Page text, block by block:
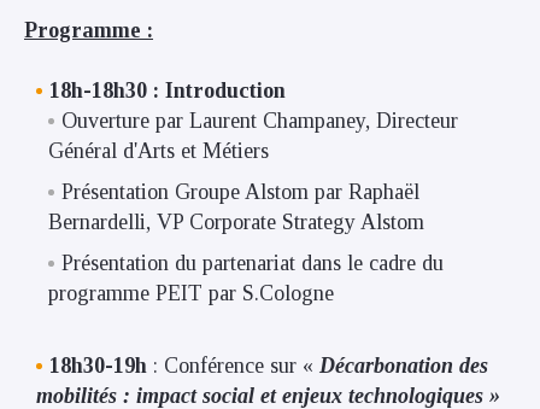
Programme :
18h-18h30 : Introduction
Ouverture par Laurent Champaney, Directeur
Général d'Arts et Métiers
Présentation Groupe Alstom par Raphaël
Bernardelli, VP Corporate Strategy Alstom
Présentation du partenariat dans le cadre du
programme PEIT par S.Cologne
18h30-19h : Conférence sur « Décarbonation des
mobilités : impact social et enjeux technologiques »